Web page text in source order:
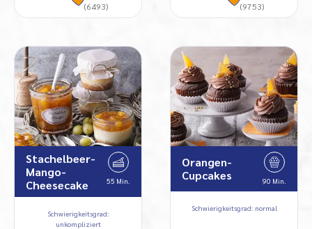
(6493) (9753)
Stachelbeer-
Mango-
Cheesecake
55 Min.
Schwierigkeitsgrad:
unkompliziert
Orangen-
Cupcakes
90 Min.
Schwierigkeitsgrad: normal